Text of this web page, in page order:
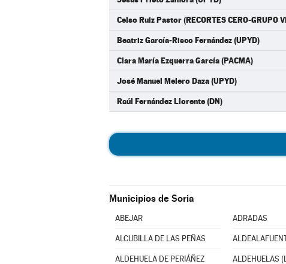
Celso Ruiz Pastor (RECORTES CERO-GRUPO
Beatriz García-Risco Fernández (UPYD)
Clara María Ezquerra García (PACMA)
José Manuel Melero Daza (UPYD)
Raúl Fernández Llorente (DN)
Municipios de Soria
ABEJAR ADRADAS
ALCUBILLA DE LAS PEÑAS
ALDEHUELA DE PERIÁÑEZ ALDEHUELAS